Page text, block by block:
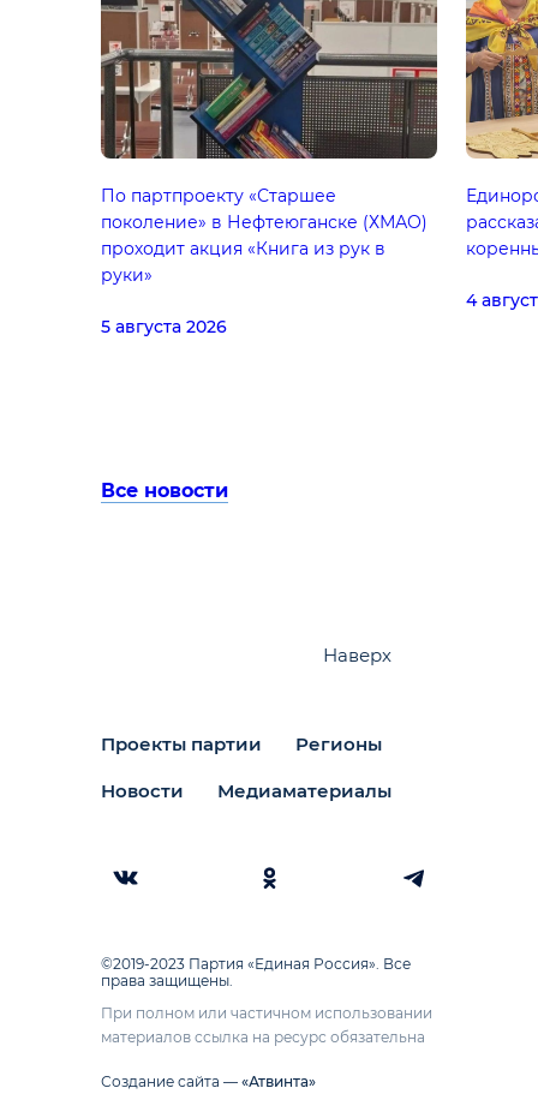
По партпроекту «Старшее
поколение» в Нефтеюганске (ХМАО)
проходит акция «Книга из рук в
руки»
5 августа 2026
4
Все новости
Проекты партии Регионы
Новости Медиаматериалы
Наверх
©2019-2023 Партия «Единая Россия». Все
права защищены.
При полном или частичном использовании
материалов ссылка на ресурс обязательна
Создание сайта — «Атвинта»